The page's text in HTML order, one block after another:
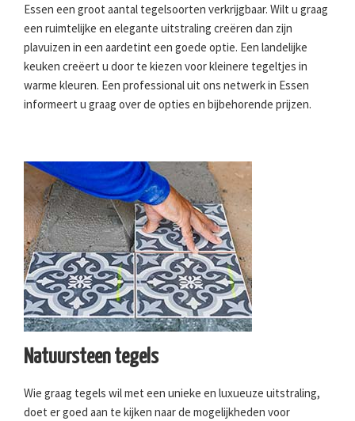
Essen een groot aantal tegelsoorten verkrijgbaar. Wilt u graag
een ruimtelijke en elegante uitstraling creëren dan zijn
plavuizen in een aardetint een goede optie. Een landelijke
keuken creëert u door te kiezen voor kleinere tegeltjes in
warme kleuren. Een professional uit ons netwerk in Essen
informeert u graag over de opties en bijbehorende prijzen.
Natuursteen tegels
Wie graag tegels wil met een unieke en luxueuze uitstraling,
doet er goed aan te kijken naar de mogelijkheden voor